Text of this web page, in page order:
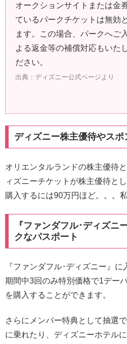
オークションサイトまたは金
ているパークチケットは無効
ます。この場合、パークへご
よる返金等の補償対応もいた
ださい。
出典：ディズニー公式ページより
ディズニー株主優待やス
オリエンタルランドの株主優待
ィズニーチケットが株主優待と
購入するには90万円ほど。。。
『ファンダフル･ディズニ
クなパスポート
『ファンダフル･ディズニー』
期間中3回のみ特別価格で1デー
を購入することができます。
さらにメンバー特典として抽選
に乗れたり、ディズニーホテル